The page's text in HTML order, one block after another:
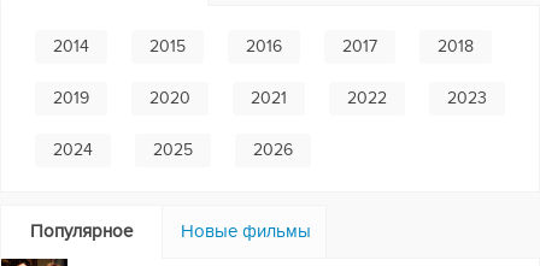
2014 2015 2016 2017 2018
2019 2020 2021 2022 2023
2024 2025 2026
Популярное Новые фильмы